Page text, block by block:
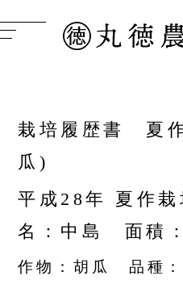
栽培履歴書 夏
瓜)
平成28年 夏作
名：中島 面積
作物：胡瓜 品種：